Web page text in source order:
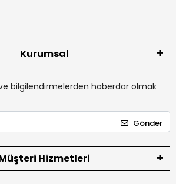
Kurumsal
bilgilendirmelerden haberdar olmak
Gönder
Hizmetleri